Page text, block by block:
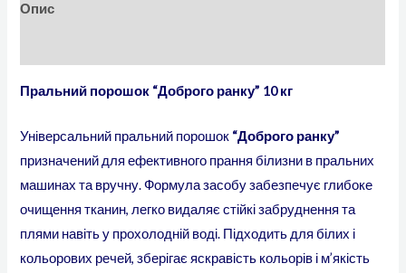
Опис
Пральний порошок “Доброго ранку” 10 кг
Універсальний пральний порошок “Доброго ранку”
призначений для ефективного прання білизни в пральних
машинах та вручну. Формула засобу забезпечує глибоке
очищення тканин, легко видаляє стійкі забруднення та
плями навіть у прохолодній воді. Підходить для білих і
кольорових речей, зберігає яскравість кольорів і м’якість